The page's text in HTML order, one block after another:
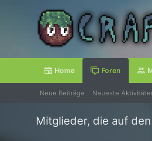
Home Foren
Neue Beiträge Neueste
Mitglieder, die auf